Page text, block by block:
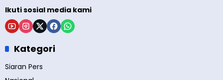
Ikuti sosial media kami
Kategori
Siaran Pers